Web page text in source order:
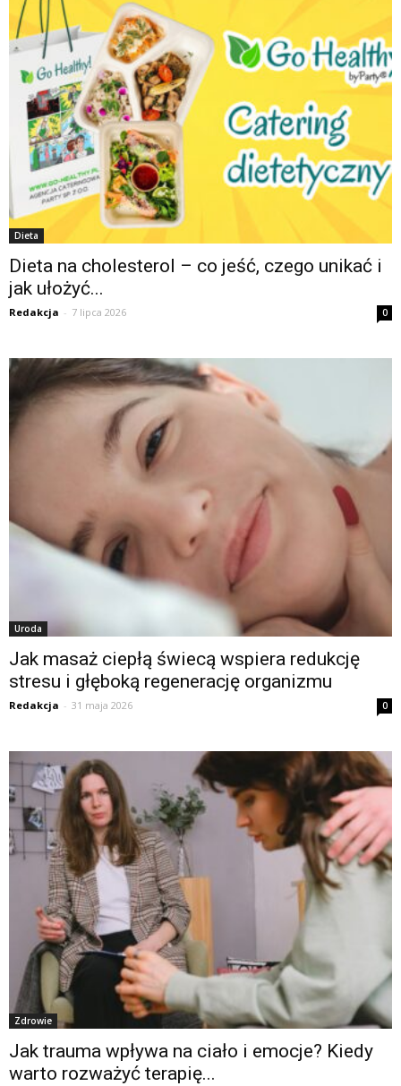
Dieta
Dieta na cholesterol – co jeść, czego unikać i
jak ułożyć...
Redakcja - 7 lipca 2026 0
Uroda
Jak masaż ciepłą świecą wspiera redukcję
stresu i głęboką regenerację organizmu
Redakcja - 31 maja 2026 0
Zdrowie
Jak trauma wpływa na ciało i emocje? Kiedy
warto rozważyć terapię...